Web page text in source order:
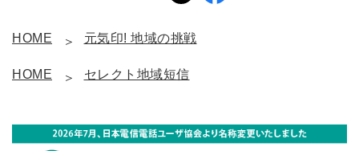
HOME 元気印! 地域の挑戦
HOME セレクト地域短信